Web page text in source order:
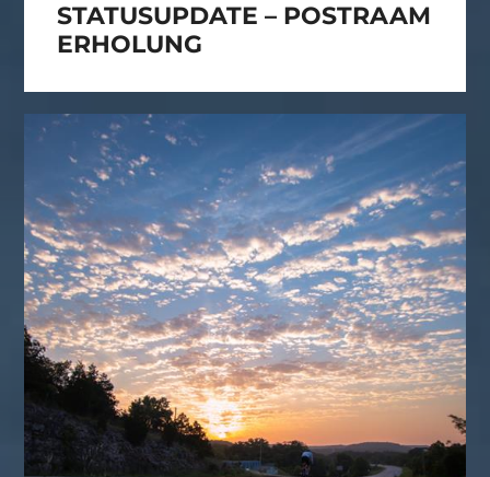
STATUSUPDATE – POSTRAAM
ERHOLUNG